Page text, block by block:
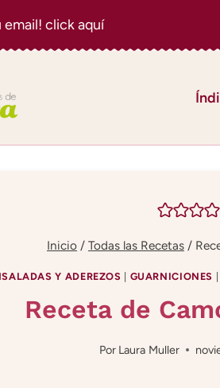
click aquí
Inicio / Todas las Recetas /
Y ADEREZOS GUARNICIONES
Receta de
Por Laura Muller